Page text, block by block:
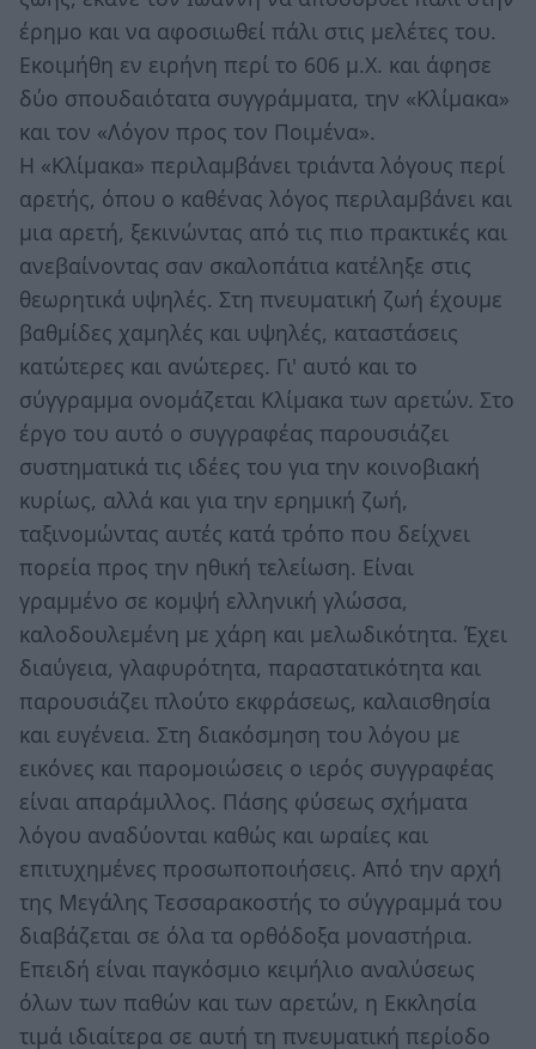
έρημο και να αφοσιωθεί πάλι στις μελέτες του.
Εκοιμήθη εν ειρήνη περί το 606 μ.Χ. και άφησε
δύο σπουδαιότατα συγγράμματα, την «Κλίμακα»
και τον «Λόγον προς τον Ποιμένα».
Η «Κλίμακα» περιλαμβάνει τριάντα λόγους περί
αρετής, όπου ο καθένας λόγος περιλαμβάνει και
μια αρετή, ξεκινώντας από τις πιο πρακτικές και
ανεβαίνοντας σαν σκαλοπάτια κατέληξε στις
θεωρητικά υψηλές. Στη πνευματική ζωή έχουμε
βαθμίδες χαμηλές και υψηλές, καταστάσεις
κατώτερες και ανώτερες. Γι' αυτό και το
σύγγραμμα ονομάζεται Κλίμακα των αρετών. Στο
έργο του αυτό ο συγγραφέας παρουσιάζει
συστηματικά τις ιδέες του για την κοινοβιακή
κυρίως, αλλά και για την ερημική ζωή,
ταξινομώντας αυτές κατά τρόπο που δείχνει
πορεία προς την ηθική τελείωση. Είναι
γραμμένο σε κομψή ελληνική γλώσσα,
καλοδουλεμένη με χάρη και μελωδικότητα. Έχει
διαύγεια, γλαφυρότητα, παραστατικότητα και
παρουσιάζει πλούτο εκφράσεως, καλαισθησία
και ευγένεια. Στη διακόσμηση του λόγου με
εικόνες και παρομοιώσεις ο ιερός συγγραφέας
είναι απαράμιλλος. Πάσης φύσεως σχήματα
λόγου αναδύονται καθώς και ωραίες και
επιτυχημένες προσωποποιήσεις. Από την αρχή
της Μεγάλης Τεσσαρακοστής το σύγγραμμά του
διαβάζεται σε όλα τα ορθόδοξα μοναστήρια.
Επειδή είναι παγκόσμιο κειμήλιο αναλύσεως
όλων των παθών και των αρετών, η Εκκλησία
τιμά ιδιαίτερα σε αυτή τη πνευματική περίοδο